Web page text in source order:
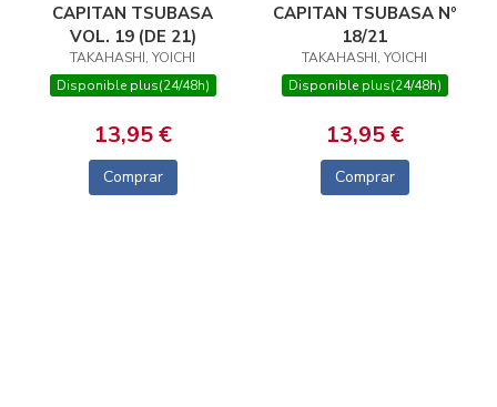
CAPITAN TSUBASA
VOL. 19 (DE 21)
TAKAHASHI, YOICHI
Disponible plus(24/48h)
13,95 €
Comprar
CAPITAN TSUBASA Nº
18/21
TAKAHASHI, YOICHI
Disponible plus(24/48h)
13,95 €
Comprar